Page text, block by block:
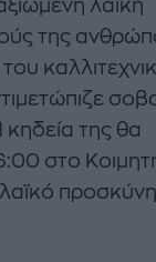
λαϊκή
της
κηδεία της θα
στο
λαϊκό
STORY BY KORI
ΚΑΡΑΒΟΚΥΡΗ
«Όταν
πρώτη κρίση
πως θα